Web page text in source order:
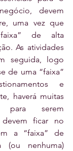
devem
uma vez que
de alta
As atividades
seguida, logo
de uma “faixa”
e
haverá muitas
para serem
devem ficar no
a “faixa” de
(ou nenhuma)